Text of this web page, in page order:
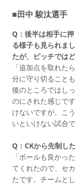
■田中 駿汰選手
Q：後半は相手に
る様子も見られま
たが、ピッチでは
「追加点を取れた
分に守り切ること
後のところではし
のにされた感じで
けないですが、こ
いといけない試合で
Q：CKから先制し
「ボールも良かっ
てくれたので、セ
たです。チームと